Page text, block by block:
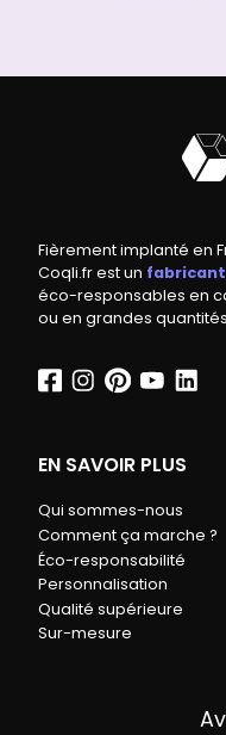
Fièrement implanté en
Coqli.fr est un
éco-responsables en
ou en grandes
EN SAVOIR PLUS
Qui sommes-nous
Comment ça marche ?
Éco-responsabilité
Personnalisation
Qualité supérieure
Sur-mesure